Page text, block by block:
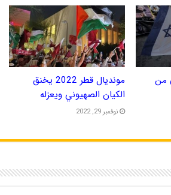
من
مونديال قطر 2022 يخنق
الكيان الصهيوني ويعزله
نوفمبر 29, 2022